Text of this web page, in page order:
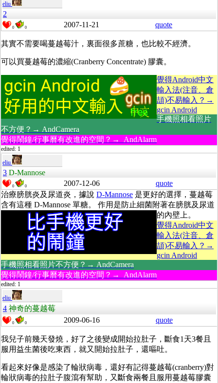
eliu
2
0 0 2007-11-21 quote
其實不需要喝蔓越莓汁，裏面很多蔗糖，也比較不經濟。
可以買蔓越莓的濃縮(Cranberry Concentrate) 膠囊。
覺得Android中文
輸入法(注音、倉
頡)不易輸入？→
gcin Android
手機照相看照片
不方便？→ AndCamera
覺得鬧鐘/行事曆有改進的空間？→ AndAlarm
edited: 1
eliu
3 D-Mannose
0 0 2007-12-06
quote
治療膀胱炎及尿道炎，據說 D-Mannose 是更好的選擇，蔓越莓
含有這種 D-Mannose 單糖。 作用是防止細菌附著在膀胱及尿道
的內壁上。
覺得Android中文
輸入法(注音、倉
頡)不易輸入？→
gcin Android
手機照相看照片不方便？→ AndCamera
覺得鬧鐘/行事曆有改進的空間？→ AndAlarm
edited: 1
eliu
4 神奇的蔓越莓
0 0 2009-06-16 quote
我兒子前幾天發燒，好了之後變成開始拉肚子，斷食1天3餐且
服用益生菌後吃東西，就又開始拉肚子，還嘔吐。
看起來好像是感染了輪狀病毒，還好有記得蔓越莓(cranberry)對
輪狀病毒的拉肚子腹瀉有幫助，又斷食兩餐且服用蔓越莓膠囊